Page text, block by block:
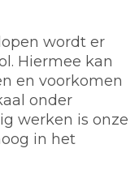
wordt er
Hiermee kan
en voorkomen
onder
werken is onze
in het